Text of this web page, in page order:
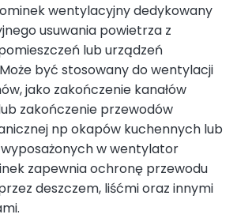
wentylacyjny dedykowany
usuwania powietrza z
lub urządzeń
być stosowany do wentylacji
jako zakończenie kanałów
zakończenie przewodów
np okapów kuchennych lub
w wentylator
zapewnia ochronę przewodu
deszczem, liśćmi oraz innymi